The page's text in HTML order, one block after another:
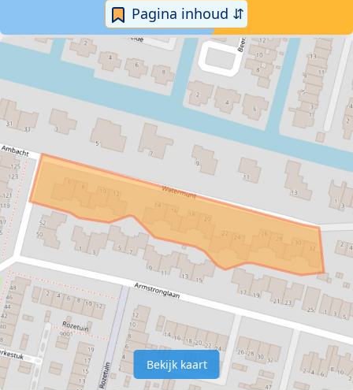
Pagina inhoud ⇵
Bekijk kaart